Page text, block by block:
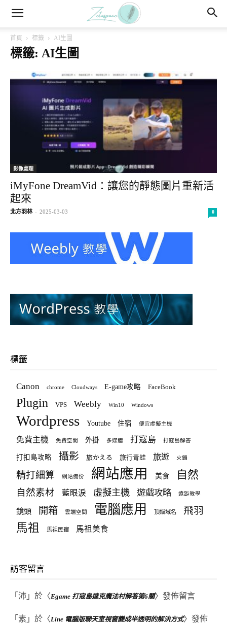
首頁 標籤 AI生圖
標籤: AI生圖
影像處理
iMyFone DreamVid：讓您的靜態圖片重新活
起來
北方羽林 - 2025-03-03 0
標籤
Canon chrome Cloudways E-game攻略 FaceBook
Plugin VPS Weebly Win10 Windows
Wordpress Youtube 住宿 便宜虛擬主機
免費主機 免費空間 外掛 多媒體 打寇島 打寇島解答
打扣島攻略 攝影 旅かえる 旅行青蛙 旅遊 火鍋
精打細算 網站備份 網站應用 美食 自然
自然素材 藍眼淚 虛擬主機 遊戲攻略 遠距教學
鏡頭 開箱 雲端空間 電腦應用 頂級域名 飛羽
馬祖 馬祖民宿 馬祖美食
訪客留言
「 沛 」於〈Egame 打寇島達克魔法村解答第6關〉發佈留言
「 素 」於〈Line 電腦版聊天室視窗變成半透明的解決方式〉發佈